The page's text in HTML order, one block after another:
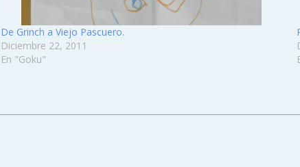
De Grinch a Viejo Pascuero.
Diciembre 22, 2011
En "Goku"